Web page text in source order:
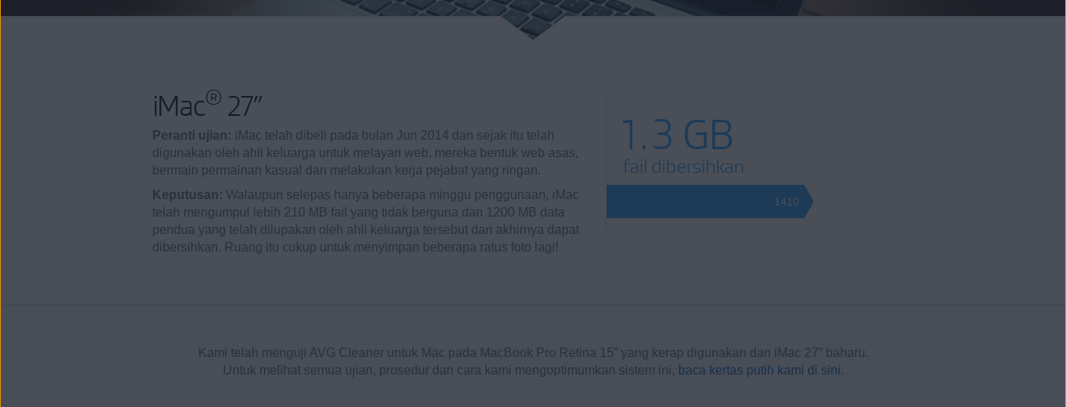
iMac®27”
Peranti ujian: iMac telah dibeli pada bulan Jun 2014 dan sejak itu telah
digunakan oleh ahli keluarga untuk melayari web, mereka bentuk web asas,
bermain permainan kasual dan melakukan kerja pejabat yang ringan.
Keputusan: Walaupun selepas hanya beberapa minggu penggunaan, iMac
telah mengumpul lebih 210 MB fail yang tidak berguna dan 1200 MB data
pendua yang telah dilupakan oleh ahli keluarga tersebut dan akhirnya dapat
dibersihkan. Ruang itu cukup untuk menyimpan beberapa ratus foto lagi!
1.3 GB
fail dibersihkan
1410
Kami telah menguji AVG Cleaner untuk Mac pada MacBook Pro Retina 15” yang kerap digunakan dan iMac 27” baharu.
Untuk melihat semua ujian, prosedur dan cara kami mengoptimumkan sistem ini, baca kertas putih kami di sini.